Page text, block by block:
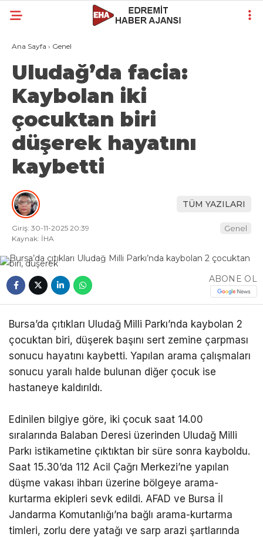
Ana Sayfa › Genel
Uludağ’da facia:
Kaybolan iki
çocuktan biri
düşerek hayatını
kaybetti
TÜM YAZILARI
Giriş: 30-11-2025 20:39
Kaynak: İHA
Genel
ABONE OL
Bursa’da çıtıkları Uludağ Milli Parkı’nda kaybolan 2
çocuktan biri, düşerek başını sert zemine çarpması
sonucu hayatını kaybetti. Yapılan arama çalışmaları
sonucu yaralı halde bulunan diğer çocuk ise
hastaneye kaldırıldı.
Edinilen bilgiye göre, iki çocuk saat 14.00
sıralarında Balaban Deresi üzerinden Uludağ Milli
Parkı istikametine çıktıktan bir süre sonra kayboldu.
Saat 15.30’da 112 Acil Çağrı Merkezi’ne yapılan
düşme vakası ihbarı üzerine bölgeye arama-
kurtarma ekipleri sevk edildi. AFAD ve Bursa İl
Jandarma Komutanlığı’na bağlı arama-kurtarma
timleri, zorlu dere yatağı ve sarp arazi şartlarında